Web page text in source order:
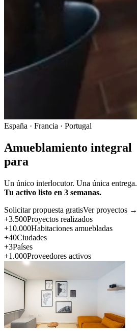
España · Francia · Portugal
Amueblamiento integral
para
Un único interlocutor. Una única entrega.
Tu activo listo en 3 semanas.
Solicitar propuesta gratisVer proyectos →
+3.500Proyectos realizados
+10.000Habitaciones amuebladas
+40Ciudades
+3Países
+1.000Proveedores activos